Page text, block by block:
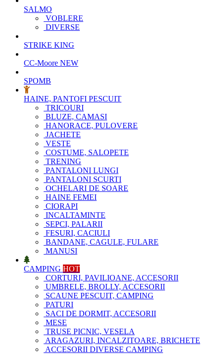
SALMO
VOBLERE
DIVERSE
STRIKE KING
CC-Moore NEW
SPOMB
HAINE, PANTOFI PESCUIT
TRICOURI
BLUZE, CAMASI
HANORACE, PULOVERE
JACHETE
VESTE
COSTUME, SALOPETE
TRENING
PANTALONI LUNGI
PANTALONI SCURTI
OCHELARI DE SOARE
HAINE FEMEI
CIORAPI
INCALTAMINTE
SEPCI, PALARII
FESURI, CACIULI
BANDANE, CAGULE, FULARE
MANUSI
CAMPING HOT
CORTURI, PAVILIOANE, ACCESORII
UMBRELE, BROLLY, ACCESORII
SCAUNE PESCUIT, CAMPING
PATURI
SACI DE DORMIT, ACCESORII
MESE
TRUSE PICNIC, VESELA
ARAGAZURI, INCALZITOARE, BRICHETE
ACCESORII DIVERSE CAMPING